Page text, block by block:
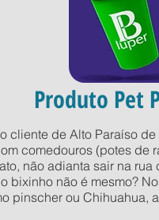
Produto Pet
cliente de Alto Paraíso
comedouros (potes de
não adianta sair na
bixinho não é mesmo?
pinscher ou Chihuahua,